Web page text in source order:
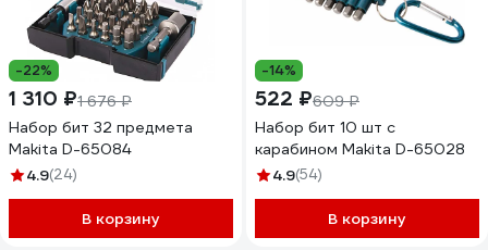
-22%
1 310 ₽1 676 ₽
Набор бит 32 предмета
Makita D-65084
4.9(24)
В корзину
-14%
522 ₽609 ₽
Набор бит 10 шт с
карабином Makita D-65028
4.9(54)
В корзину